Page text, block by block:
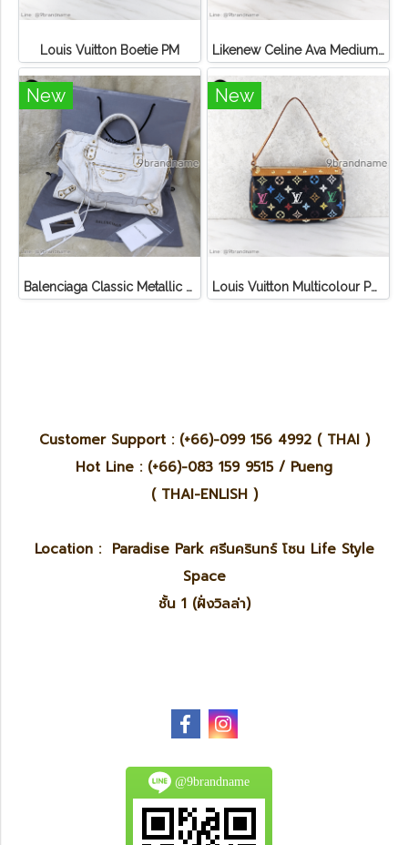
Louis Vuitton Boetie PM Likenew Celine Ava Medium Triomphe Canvas
New
Balenciaga Classic Metallic Edge City Bag
New
Louis Vuitton Multicolour Pochette Canvas
Customer Support : (+66)-099 156 4992 ( THAI )
Hot Line : (+66)-083 159 9515 / Pueng
( THAI-ENLISH )
Location : Paradise Park ศรีนครินทร์ โซน Life Style
Space
ชั้น 1 (ฝั่งวิลล่า)
@9brandname